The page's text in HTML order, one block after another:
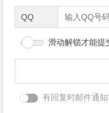
QQ
滑动解锁才能提
有回复时邮件通